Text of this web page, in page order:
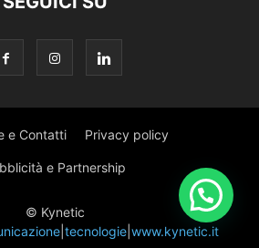
e Contatti Privacy policy
e Partnership
© Kynetic
tecnologie www.kynetic.it